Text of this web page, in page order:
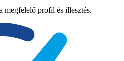
megfelelő profil és illesztés.